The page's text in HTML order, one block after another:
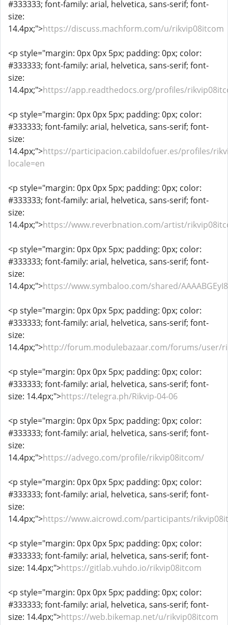
#333333; font-family: arial, helvetica, sans-serif; font-
size:
14.4px;">https://discuss.machform.com/u/rikvip08itcom
<p style="margin: 0px 0px 5px; padding: 0px; color:
#333333; font-family: arial, helvetica, sans-serif; font-
size:
14.4px;">https://app.readthedocs.org/profiles/
<p style="margin: 0px 0px 5px; padding: 0px; color:
#333333; font-family: arial, helvetica, sans-serif; font-
size:
14.4px;">https://participacion.cabildofuer.es/profiles/
locale=en
<p style="margin: 0px 0px 5px; padding: 0px; color:
#333333; font-family: arial, helvetica, sans-serif; font-
size:
14.4px;">https://www.reverbnation.com/artist/
<p style="margin: 0px 0px 5px; padding: 0px; color:
#333333; font-family: arial, helvetica, sans-serif; font-
size:
14.4px;">https://www.symbaloo.com/shared/
<p style="margin: 0px 0px 5px; padding: 0px; color:
#333333; font-family: arial, helvetica, sans-serif; font-
size:
14.4px;">http://forum.modulebazaar.com/forums/user/
<p style="margin: 0px 0px 5px; padding: 0px; color:
#333333; font-family: arial, helvetica, sans-serif; font-
size: 14.4px;">https://telegra.ph/Rikvip-04-06
<p style="margin: 0px 0px 5px; padding: 0px; color:
#333333; font-family: arial, helvetica, sans-serif; font-
size:
14.4px;">https://advego.com/profile/rikvip08itcom/
<p style="margin: 0px 0px 5px; padding: 0px; color:
#333333; font-family: arial, helvetica, sans-serif; font-
size:
14.4px;">https://www.aicrowd.com/participants/
<p style="margin: 0px 0px 5px; padding: 0px; color:
#333333; font-family: arial, helvetica, sans-serif; font-
size: 14.4px;">https://gitlab.vuhdo.io/rikvip08itcom
<p style="margin: 0px 0px 5px; padding: 0px; color:
#333333; font-family: arial, helvetica, sans-serif; font-
size: 14.4px;">https://web.bikemap.net/u/rikvip08itcom